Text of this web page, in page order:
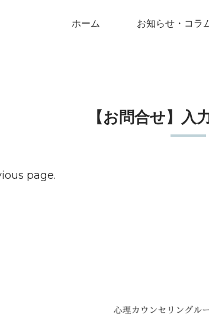
ホーム お知らせ・コラ
【お問合せ】入
page.